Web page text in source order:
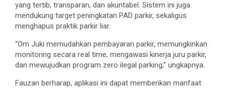
yang tertib, transparan, dan akuntabel. Sistem ini juga
mendukung target peningkatan PAD parkir, sekaligus
menghapus praktik parkir liar.
“Om Juki memudahkan pembayaran parkir, memungkinkan
monitoring secara real time, mengawasi kinerja juru parkir,
dan mewujudkan program zero ilegal parking,” ungkapnya.
Fauzan berharap, aplikasi ini dapat memberikan manfaat